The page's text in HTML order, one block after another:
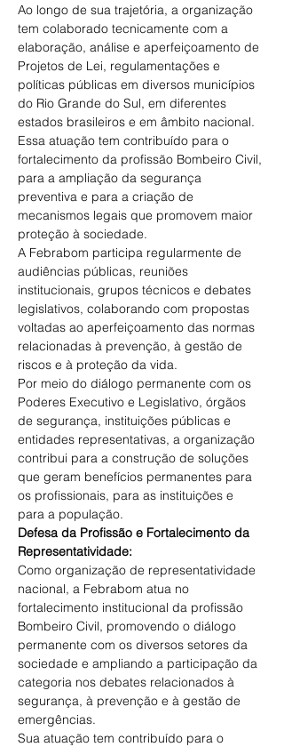
Ao longo de sua trajetória, a organização
tem colaborado tecnicamente com a
elaboração, análise e aperfeiçoamento de
Projetos de Lei, regulamentações e
políticas públicas em diversos municípios
do Rio Grande do Sul, em diferentes
estados brasileiros e em âmbito nacional.
Essa atuação tem contribuído para o
fortalecimento da profissão Bombeiro Civil,
para a ampliação da segurança
preventiva e para a criação de
mecanismos legais que promovem maior
proteção à sociedade.
A Febrabom participa regularmente de
audiências públicas, reuniões
institucionais, grupos técnicos e debates
legislativos, colaborando com propostas
voltadas ao aperfeiçoamento das normas
relacionadas à prevenção, à gestão de
riscos e à proteção da vida.
Por meio do diálogo permanente com os
Poderes Executivo e Legislativo, órgãos
de segurança, instituições públicas e
entidades representativas, a organização
contribui para a construção de soluções
que geram benefícios permanentes para
os profissionais, para as instituições e
para a população.
Defesa da Profissão e Fortalecimento da
Representatividade:
Como organização de representatividade
nacional, a Febrabom atua no
fortalecimento institucional da profissão
Bombeiro Civil, promovendo o diálogo
permanente com os diversos setores da
sociedade e ampliando a participação da
categoria nos debates relacionados à
segurança, à prevenção e à gestão de
emergências.
Sua atuação tem contribuído para o